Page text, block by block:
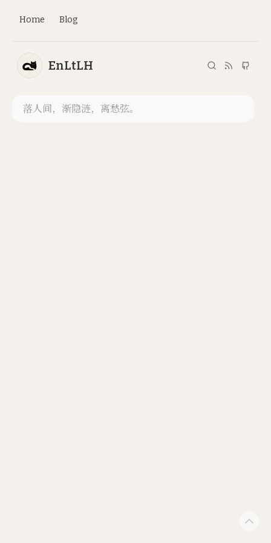
EnLtLH
落人间，渐隐涟，离愁弦。
Home Blog